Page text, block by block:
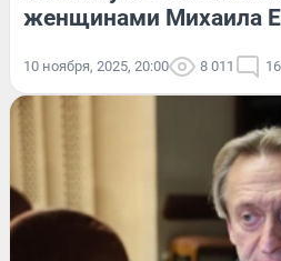
женщинами Михаила
10 ноября, 2025, 20:00 8 011 16